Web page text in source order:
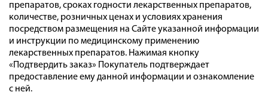
препаратов, сроках годности лекарственных препаратов,
количестве, розничных ценах и условиях хранения
посредством размещения на Сайте указанной информации
и инструкции по медицинскому применению
лекарственных препаратов. Нажимая кнопку
«Подтвердить заказ» Покупатель подтверждает
предоставление ему данной информации и ознакомление
с ней.